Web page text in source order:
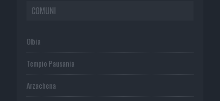
COMUNI
Olbia
Tempio Pausania
Arzachena